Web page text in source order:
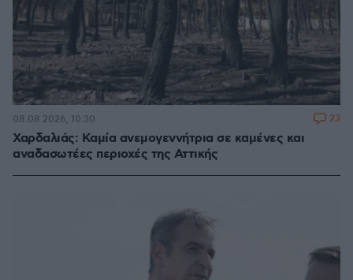
Χαρδαλιάς: Καμία ανεμογεννήτρια σε καμένες και
αναδασωτέες περιοχές της Αττικής
08.08.2026, 10:30 23